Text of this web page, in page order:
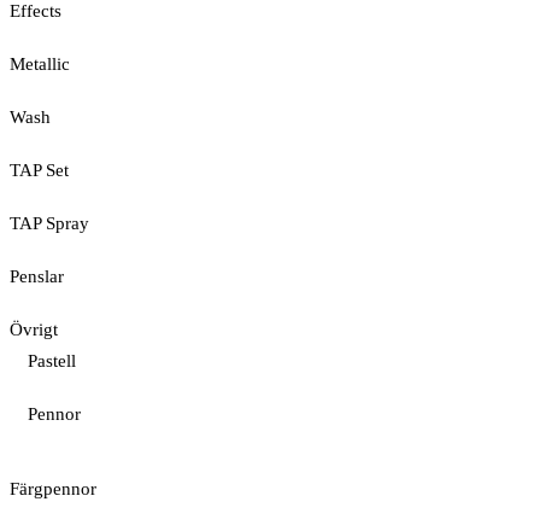
Effects
Metallic
Wash
TAP Set
TAP Spray
Penslar
Övrigt
Pastell
Pennor
Färgpennor